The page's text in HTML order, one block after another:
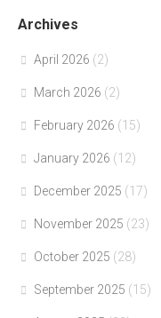
Archives
April 2026 (2)
March 2026 (2)
February 2026 (15)
January 2026 (12)
December 2025 (17)
November 2025 (23)
October 2025 (28)
September 2025 (15)